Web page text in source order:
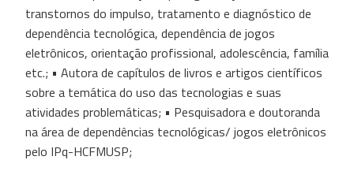
transtornos do impulso, tratamento e diagnóstico de
dependência tecnológica, dependência de jogos
eletrônicos, orientação profissional, adolescência, família
etc.; • Autora de capítulos de livros e artigos científicos
sobre a temática do uso das tecnologias e suas
atividades problemáticas; • Pesquisadora e doutoranda
na área de dependências tecnológicas/ jogos eletrônicos
pelo IPq-HCFMUSP;